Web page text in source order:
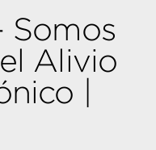
Somos
Alivio
|